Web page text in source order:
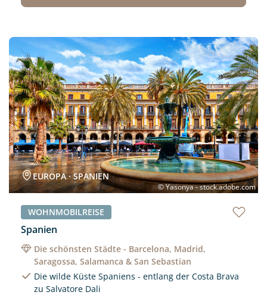
Neu
© Yasonya - stock.adobe.com
EUROPA · SPANIEN
WOHNMOBILREISE
Spanien
Die schönsten Städte - Barcelona, Madrid,
Saragossa, Salamanca & San Sebastian
Die wilde Küste Spaniens - entlang der Costa Brava
zu Salvatore Dali